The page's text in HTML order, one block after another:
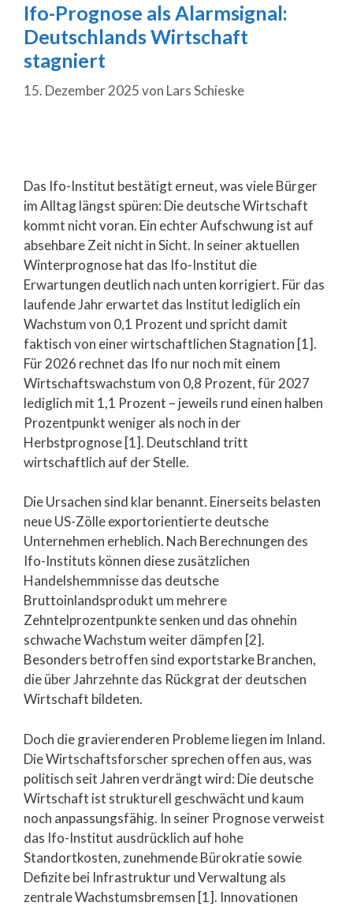
Ifo-Prognose als Alarmsignal:
Deutschlands Wirtschaft
stagniert
15. Dezember 2025von Lars Schieske
Das Ifo-Institut bestätigt erneut, was viele Bürger
im Alltag längst spüren: Die deutsche Wirtschaft
kommt nicht voran. Ein echter Aufschwung ist auf
absehbare Zeit nicht in Sicht. In seiner aktuellen
Winterprognose hat das Ifo-Institut die
Erwartungen deutlich nach unten korrigiert. Für das
laufende Jahr erwartet das Institut lediglich ein
Wachstum von 0,1 Prozent und spricht damit
faktisch von einer wirtschaftlichen Stagnation [1].
Für 2026 rechnet das Ifo nur noch mit einem
Wirtschaftswachstum von 0,8 Prozent, für 2027
lediglich mit 1,1 Prozent – jeweils rund einen halben
Prozentpunkt weniger als noch in der
Herbstprognose [1]. Deutschland tritt
wirtschaftlich auf der Stelle.
Die Ursachen sind klar benannt. Einerseits belasten
neue US-Zölle exportorientierte deutsche
Unternehmen erheblich. Nach Berechnungen des
Ifo-Instituts können diese zusätzlichen
Handelshemmnisse das deutsche
Bruttoinlandsprodukt um mehrere
Zehntelprozentpunkte senken und das ohnehin
schwache Wachstum weiter dämpfen [2].
Besonders betroffen sind exportstarke Branchen,
die über Jahrzehnte das Rückgrat der deutschen
Wirtschaft bildeten.
Doch die gravierenderen Probleme liegen im Inland.
Die Wirtschaftsforscher sprechen offen aus, was
politisch seit Jahren verdrängt wird: Die deutsche
Wirtschaft ist strukturell geschwächt und kaum
noch anpassungsfähig. In seiner Prognose verweist
das Ifo-Institut ausdrücklich auf hohe
Standortkosten, zunehmende Bürokratie sowie
Defizite bei Infrastruktur und Verwaltung als
zentrale Wachstumsbremsen [1]. Innovationen